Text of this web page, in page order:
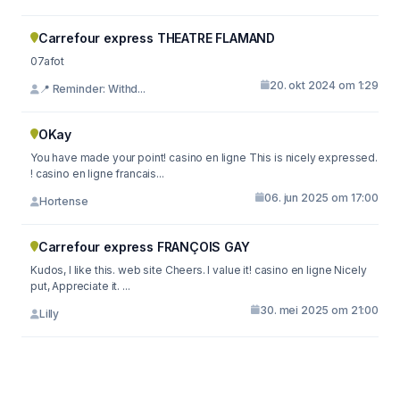
Carrefour express THEATRE FLAMAND
07afot
📍 Reminder: Withd... 20. okt 2024 om 1:29
OKay
You have made your point! casino en ligne This is nicely expressed.
! casino en ligne francais...
Hortense 06. jun 2025 om 17:00
Carrefour express FRANÇOIS GAY
Kudos, I like this. web site Cheers. I value it! casino en ligne Nicely
put, Appreciate it. ...
Lilly 30. mei 2025 om 21:00